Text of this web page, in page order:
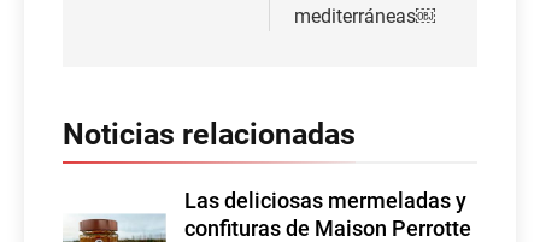
mediterráneas￼
Noticias relacionadas
Las deliciosas mermeladas y
confituras de Maison Perrotte